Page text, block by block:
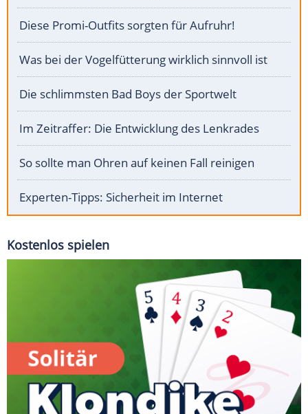
Diese Promi-Outfits sorgten für Aufruhr!
Was bei der Vogelfütterung wirklich sinnvoll ist
Die schlimmsten Bad Boys der Sportwelt
Im Zeitraffer: Die Entwicklung des Lenkrades
So sollte man Ohren auf keinen Fall reinigen
Experten-Tipps: Sicherheit im Internet
Kostenlos spielen